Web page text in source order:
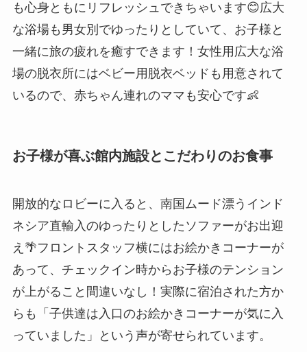
も心身ともにリフレッシュできちゃいます😊広大
な浴場も男女別でゆったりとしていて、お子様と
一緒に旅の疲れを癒すできます！女性用広大な浴
場の脱衣所にはベビー用脱衣ベッドも用意されて
いるので、赤ちゃん連れのママも安心です👶
お子様が喜ぶ館内施設とこだわりのお食事
開放的なロビーに入ると、南国ムード漂うインド
ネシア直輸入のゆったりとしたソファーがお出迎
え🌴フロントスタッフ横にはお絵かきコーナーが
あって、チェックイン時からお子様のテンション
が上がること間違いなし！実際に宿泊された方か
らも「子供達は入口のお絵かきコーナーが気に入
っていました」という声が寄せられています。